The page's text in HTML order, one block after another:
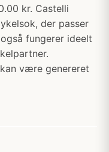
kr. Castelli
der passer
fungerer ideelt
være genereret